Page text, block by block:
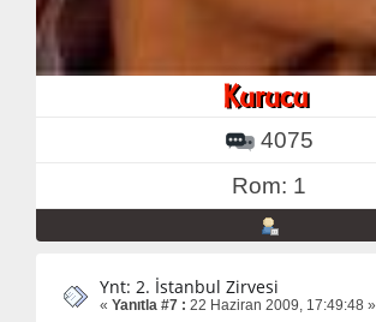
4075
Rom: 1
Ynt: 2. İstanbul Zirvesi
« Yanıtla #7 : 22 Haziran 2009, 17:49:48 »